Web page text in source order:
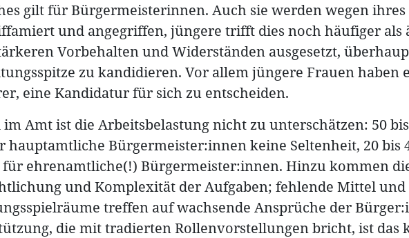
gilt für Bürgermeisterinnen. Auch sie werden wegen ihres
und angegriffen, jüngere trifft dies noch häufiger als
Vorbehalten und Widerständen ausgesetzt,
zu kandidieren. Vor allem jüngere Frauen haben
eine Kandidatur für sich zu entscheiden.
Amt ist die Arbeitsbelastung nicht zu unterschätzen: 50
hauptamtliche Bürgermeister:innen keine Seltenheit, 20 bis
für ehrenamtliche(!) Bürgermeister:innen. Hinzu kommen
und Komplexität der Aufgaben; fehlende Mittel und
treffen auf wachsende Ansprüche der
die mit tradierten Rollenvorstellungen bricht, ist das